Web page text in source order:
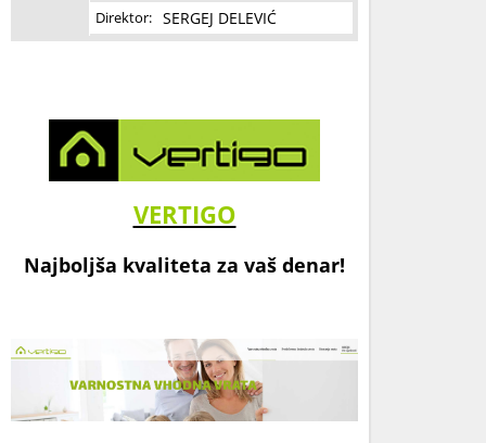
Direktor: SERGEJ DELEVIĆ
VERTIGO
Najboljša kvaliteta za vaš denar!